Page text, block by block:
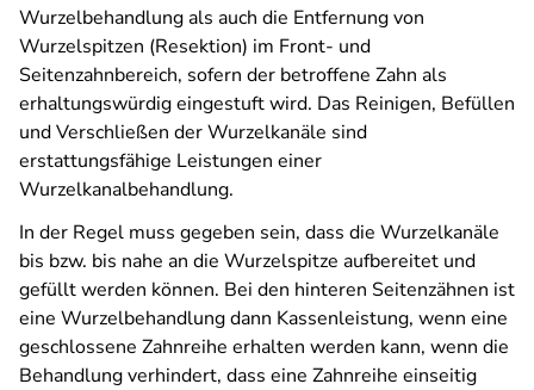
Wurzelbehandlung als auch die Entfernung von
Wurzelspitzen (Resektion) im Front- und
Seitenzahnbereich, sofern der betroffene Zahn als
erhaltungswürdig eingestuft wird. Das Reinigen, Befüllen
und Verschließen der Wurzelkanäle sind
erstattungsfähige Leistungen einer
Wurzelkanalbehandlung.
In der Regel muss gegeben sein, dass die Wurzelkanäle
bis bzw. bis nahe an die Wurzelspitze aufbereitet und
gefüllt werden können. Bei den hinteren Seitenzähnen ist
eine Wurzelbehandlung dann Kassenleistung, wenn eine
geschlossene Zahnreihe erhalten werden kann, wenn die
Behandlung verhindert, dass eine Zahnreihe einseitig